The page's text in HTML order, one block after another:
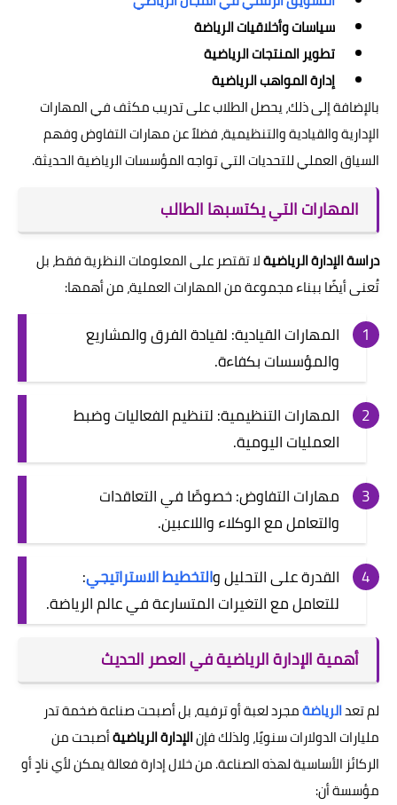
سياسات وأخلاقيات الرياضة
تطوير المنتجات الرياضية
إدارة المواهب الرياضية
بالإضافة إلى ذلك، يحصل الطلاب على تدريب مكثف في المهارات
الإدارية والقيادية والتنظيمية، فضلاً عن مهارات التفاوض وفهم
السياق العملي للتحديات التي تواجه المؤسسات الرياضية الحديثة.
المهارات التي يكتسبها الطالب
دراسة الإدارة الرياضيةلا تقتصر على المعلومات النظرية فقط، بل
تُعنى أيضًا ببناء مجموعة من المهارات العملية، من أهمها:
المهارات القيادية: لقيادة الفرق والمشاريع
والمؤسسات بكفاءة.
المهارات التنظيمية: لتنظيم الفعاليات وضبط
العمليات اليومية.
مهارات التفاوض: خصوصًا في التعاقدات
والتعامل مع الوكلاء واللاعبين.
القدرة على التحليل والتخطيط الاستراتيجي:
للتعامل مع التغيرات المتسارعة في عالم الرياضة.
أهمية الإدارة الرياضية في العصر الحديث
لم تعدالرياضةمجرد لعبة أو ترفيه، بل أصبحت صناعة ضخمة تدر
مليارات الدولارات سنويًا، ولذلك فإنالإدارة الرياضيةأصبحت من
الركائز الأساسية لهذه الصناعة. من خلال إدارة فعالة يمكن لأي نادٍ أو
مؤسسة أن: